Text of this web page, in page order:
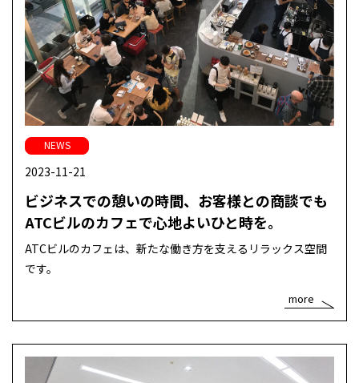
NEWS
2023-11-21
ビジネスでの憩いの時間、お客様との商談でも
ATCビルのカフェで心地よいひと時を。
ATCビルのカフェは、新たな働き方を支えるリラックス空間
です。
more